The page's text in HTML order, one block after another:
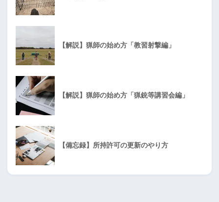
【解説】猟師の始め方「教習射撃編」
【解説】猟師の始め方「猟銃等講習会編」
【備忘録】所持許可の更新のやり方